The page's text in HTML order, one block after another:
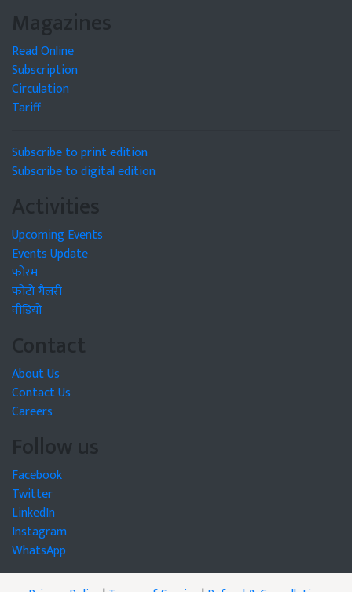
Magazines
Read Online
Subscription
Circulation
Tariff
Subscribe to print edition
Subscribe to digital edition
Activities
Upcoming Events
Events Update
फोरम
फोटो गैलरी
वीडियो
Contact
About Us
Contact Us
Careers
Follow us
Facebook
Twitter
LinkedIn
Instagram
WhatsApp